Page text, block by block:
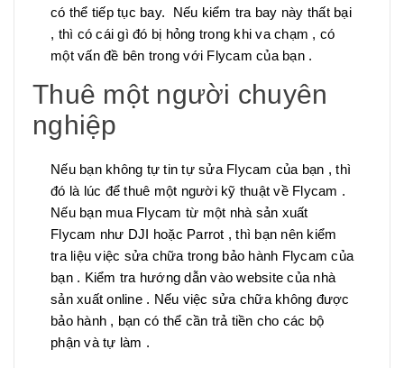
có thể tiếp tục bay. Nếu kiểm tra bay này thất bại
, thì có cái gì đó bị hỏng trong khi va chạm , có
một vấn đề bên trong với Flycam của bạn .
Thuê một người chuyên
nghiệp
Nếu bạn không tự tin tự sửa Flycam của bạn , thì
đó là lúc để thuê một người kỹ thuật về Flycam .
Nếu bạn mua Flycam từ một nhà sản xuất
Flycam như DJI hoặc Parrot , thì bạn nên kiểm
tra liệu việc sửa chữa trong bảo hành Flycam của
bạn . Kiểm tra hướng dẫn vào website của nhà
sản xuất online . Nếu việc sửa chữa không được
bảo hành , bạn có thể cần trả tiền cho các bộ
phận và tự làm .